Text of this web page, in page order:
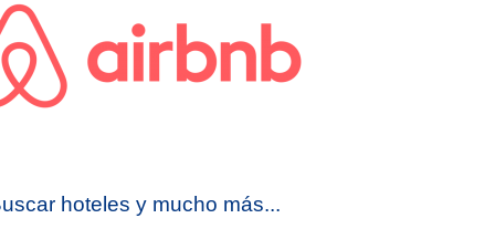
hoteles y mucho más...